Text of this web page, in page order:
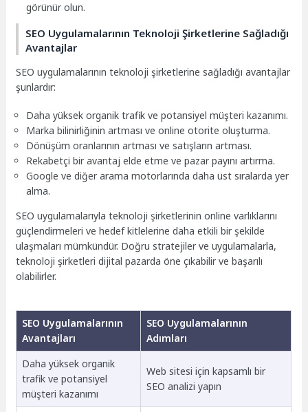
görünür olun.
SEO Uygulamalarının Teknoloji Şirketlerine Sağladığı
Avantajlar
SEO uygulamalarının teknoloji şirketlerine sağladığı avantajlar
şunlardır:
Daha yüksek organik trafik ve potansiyel müşteri kazanımı.
Marka bilinirliğinin artması ve online otorite oluşturma.
Dönüşüm oranlarının artması ve satışların artması.
Rekabetçi bir avantaj elde etme ve pazar payını artırma.
Google ve diğer arama motorlarında daha üst sıralarda yer
alma.
SEO uygulamalarıyla teknoloji şirketlerinin online varlıklarını
güçlendirmeleri ve hedef kitlelerine daha etkili bir şekilde
ulaşmaları mümkündür. Doğru stratejiler ve uygulamalarla,
teknoloji şirketleri dijital pazarda öne çıkabilir ve başarılı
olabilirler.
SEO Uygulamalarının
Avantajları
SEO Uygulamalarının
Adımları
Daha yüksek organik
trafik ve potansiyel
müşteri kazanımı
Web sitesi için kapsamlı bir
SEO analizi yapın